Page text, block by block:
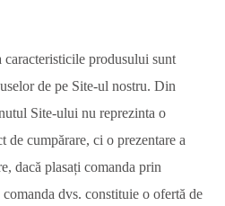
produsului sunt
de pe Site-ul nostru. Din
Site-ului nu reprezinta o
de cumpărare, ci o prezentare a
dacă plasați comanda prin
dvs. constituie o ofertă de